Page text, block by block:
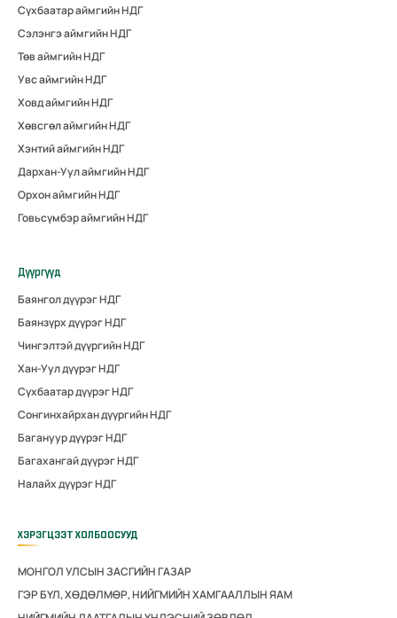
Сүхбаатар аймгийн НДГ
Сэлэнгэ аймгийн НДГ
Төв аймгийн НДГ
Увс аймгийн НДГ
Ховд аймгийн НДГ
Хөвсгөл аймгийн НДГ
Хэнтий аймгийн НДГ
Дархан-Уул аймгийн НДГ
Орхон аймгийн НДГ
Говьсүмбэр аймгийн НДГ
Дүүргүүд
Баянгол дүүрэг НДГ
Баянзүрх дүүрэг НДГ
Чингэлтэй дүүргийн НДГ
Хан-Уул дүүрэг НДГ
Сүхбаатар дүүрэг НДГ
Сонгинхайрхан дүүргийн НДГ
Багануур дүүрэг НДГ
Багахангай дүүрэг НДГ
Налайх дүүрэг НДГ
ХЭРЭГЦЭЭТ ХОЛБООСУУД
МОНГОЛ УЛСЫН ЗАСГИЙН ГАЗАР
ГЭР БҮЛ, ХӨДӨЛМӨР, НИЙГМИЙН ХАМГААЛЛЫН ЯАМ